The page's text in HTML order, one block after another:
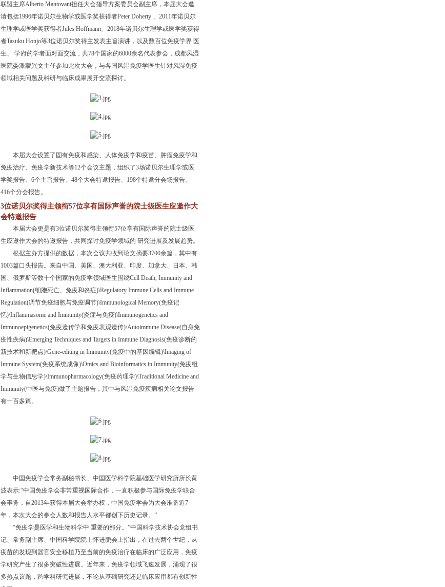
联盟主席Alberto Mantovani担任大会指导方案委员会副主席，本届大会邀
请包括1996年诺贝尔生物学或医学奖获得者Peter Doherty 、2011年诺贝尔
生理学或医学奖获得者Jules Hoffmann、2018年诺贝尔生理学或医学奖获得
者Tasuku Honjo等3位诺贝尔奖得主发表主旨演讲，以及数百位免疫学界 医
生、 学府的学者面对面交流，共78个国家的6000余名代表参会，成都风湿
医院委派蒙兴文主任参加此次大会，与各国风湿免疫学医生针对风湿免疫
领域相关问题及科研与临床成果展开交流探讨。
本届大会设置了固有免疫和感染、人体免疫学和疫苗、肿瘤免疫学和
免疫治疗、免疫学新技术等12个会议主题，组织了3场诺贝尔生理学或医
学奖报告、6个主旨报告、48个大会特邀报告、198个特邀分会场报告、
416个分会报告。
3位诺贝尔奖得主领衔57位享有国际声誉的院士级医生应邀作大
会特邀报告
本届大会更是有3位诺贝尔奖得主领衔57位享有国际声誉的院士级医
生应邀作大会的特邀报告，共同探讨免疫学领域的 研究进展及发展趋势。
根据主办方提供的数据，本次会议共收到论文摘要3700余篇，其中有
1003篇口头报告。来自中国、美国、澳大利亚、印度、加拿大、日本、韩
国、俄罗斯等数十个国家的免疫学领域医生围绕Cell Death, Immunity and
Inflammation(细胞死亡、免疫和炎症)\Regulatory Immune Cells and Immune
Regulation(调节免疫细胞与免疫调节)\Immunological Memory(免疫记
忆)\Inflammasome and Immunity(炎症与免疫)\Immunogenetics and
Immunoepigenetics(免疫遗传学和免疫表观遗传)\Autoimmune Disease(自身免
疫性疾病)\Emerging Techniques and Targets in Immune Diagnosis(免疫诊断的
新技术和新靶点)\Gene-editing in Immunity(免疫中的基因编辑)\Imaging of
Immune System(免疫系统成像)\Omics and Bioinformatics in Immunity(免疫组
学与生物信息学)\Immunopharmacology(免疫药理学)\Traditional Medicine and
Immunity(中医与免疫)做了主题报告，其中与风湿免疫疾病相关论文报告
有一百多篇。
中国免疫学会常务副秘书长、中国医学科学院基础医学研究所所长黄
波表示:“中国免疫学会非常重视国际合作，一直积极参与国际免疫学联合
会事务，自2013年获得本届大会举办权，中国免疫学会为大会准备近7
年，本次大会的参会人数和报告人水平都创下历史记录。”
“免疫学是医学和生物科学中 重要的部分。”中国科学技术协会党组书
记、常务副主席、中国科学院院士怀进鹏会上指出，在过去两个世纪，从
疫苗的发现到器官安全移植乃至当前的免疫治疗在临床的广泛应用，免疫
学研究产生了很多突破性进展。近年来，免疫学领域飞速发展，涌现了很
多热点议题，跨学科研究进展，不论从基础研究还是临床应用都有创新性